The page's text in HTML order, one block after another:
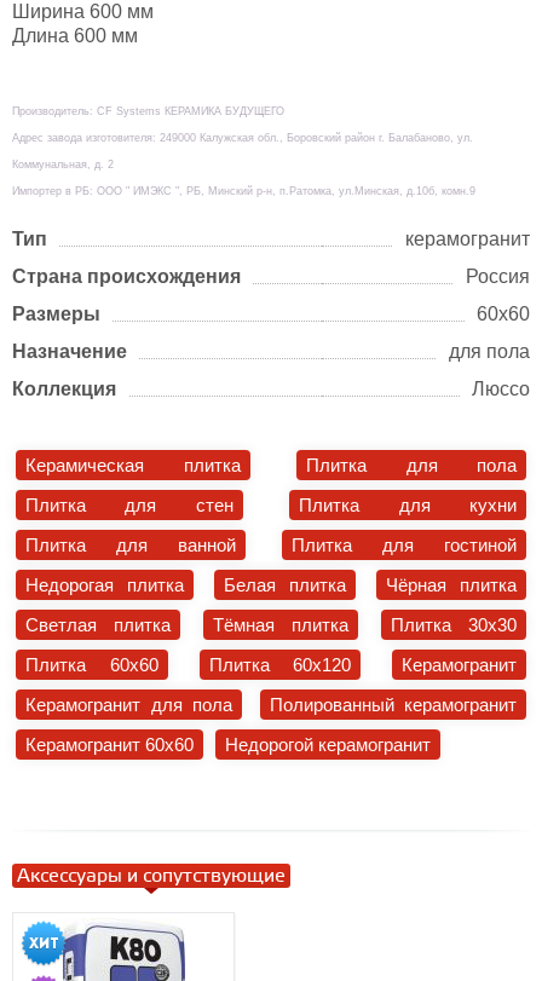
Ширина 600 мм
Длина 600 мм
Производитель: CF Systems КЕРАМИКА БУДУЩЕГО
Адрес завода изготовителя: 249000 Калужская обл., Боровский район г. Балабаново, ул.
Коммунальная, д. 2
Импортер в РБ: ООО " ИМЭКС ", РБ, Минский р-н, п.Ратомка, ул.Минская, д.10б, комн.9
Тип
керамогранит
Страна происхождения
Россия
Размеры
60х60
Назначение
для пола
Коллекция
Люссо
Керамическая плитка
Плитка для пола
Плитка для стен
Плитка для кухни
Плитка для ванной
Плитка для гостиной
Недорогая плитка
Белая плитка
Чёрная плитка
Светлая плитка
Тёмная плитка
Плитка 30x30
Плитка 60x60
Плитка 60x120
Керамогранит
Керамогранит для пола
Полированный керамогранит
Керамогранит 60x60
Недорогой керамогранит
Аксессуары и сопутствующие